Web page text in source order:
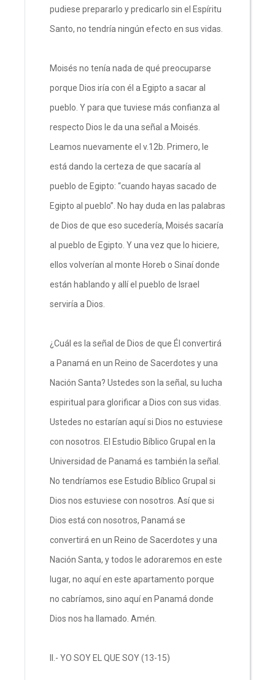
pudiese prepararlo y predicarlo sin el Espíritu
Santo, no tendría ningún efecto en sus vidas.
Moisés no tenía nada de qué preocuparse
porque Dios iría con él a Egipto a sacar al
pueblo. Y para que tuviese más confianza al
respecto Dios le da una señal a Moisés.
Leamos nuevamente el v.12b. Primero, le
está dando la certeza de que sacaría al
pueblo de Egipto: “cuando hayas sacado de
Egipto al pueblo”. No hay duda en las palabras
de Dios de que eso sucedería, Moisés sacaría
al pueblo de Egipto. Y una vez que lo hiciere,
ellos volverían al monte Horeb o Sinaí donde
están hablando y allí el pueblo de Israel
serviría a Dios.
¿Cuál es la señal de Dios de que Él convertirá
a Panamá en un Reino de Sacerdotes y una
Nación Santa? Ustedes son la señal, su lucha
espiritual para glorificar a Dios con sus vidas.
Ustedes no estarían aquí si Dios no estuviese
con nosotros. El Estudio Bíblico Grupal en la
Universidad de Panamá es también la señal.
No tendríamos ese Estudio Bíblico Grupal si
Dios nos estuviese con nosotros. Así que si
Dios está con nosotros, Panamá se
convertirá en un Reino de Sacerdotes y una
Nación Santa, y todos le adoraremos en este
lugar, no aquí en este apartamento porque
no cabríamos, sino aquí en Panamá donde
Dios nos ha llamado. Amén.
II.- YO SOY EL QUE SOY (13-15)